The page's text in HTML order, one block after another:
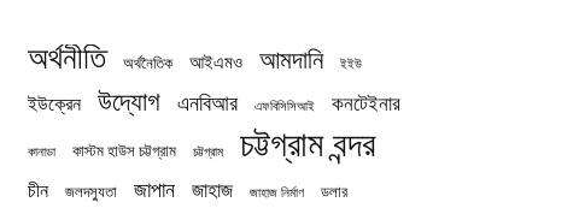
অর্থনীতি অর্থনৈতিক আইএমও আমদানি ইইউ
ইউক্রেন উদ্যোগ এনবিআর এফবিসিসিআই কনটেইনার
কানাডা কাস্টম হাউস চট্টগ্রাম চট্টগ্রাম চট্টগ্রাম বন্দর
চীন জলদস্যুতা জাপান জাহাজ জাহাজ নির্মাণ ডলার